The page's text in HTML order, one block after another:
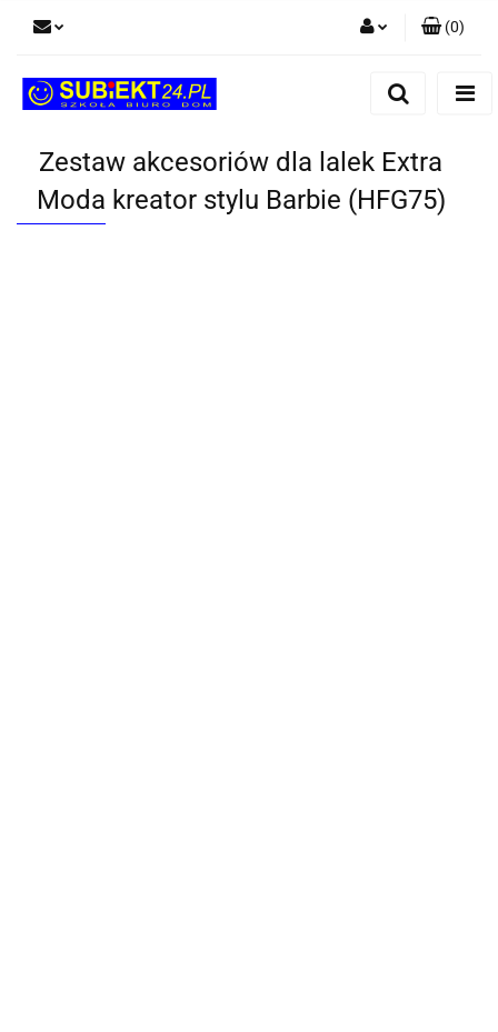
Dodaj zgłoszenie
(0)
Zestaw akcesoriów dla lalek Extra
Moda kreator stylu Barbie (HFG75)